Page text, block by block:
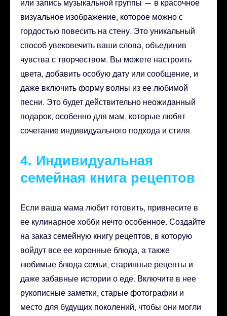
или запись музыкальной группы — в красочное
визуальное изображение, которое можно с
гордостью повесить на стену. Это уникальный
способ увековечить ваши слова, объединив
чувства с творчеством. Вы можете настроить
цвета, добавить особую дату или сообщение, и
даже включить форму волны из ее любимой
песни. Это будет действительно неожиданный
подарок, особенно для мам, которые любят
сочетание индивидуального подхода и стиля.
4. Индивидуальная
семейная книга рецептов
Если ваша мама любит готовить, привнесите в
ее кулинарное хобби нечто особенное. Создайте
на заказ семейную книгу рецептов, в которую
войдут все ее коронные блюда, а также
любимые блюда семьи, старинные рецепты и
даже забавные истории о еде. Включите в нее
рукописные заметки, старые фотографии и
место для будущих поколений, чтобы они могли